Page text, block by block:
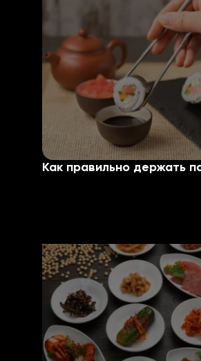
Как правильно держать